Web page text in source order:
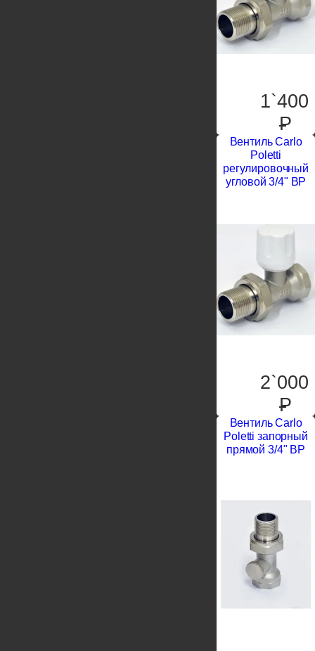
1`400
P
Вентиль Carlo
Poletti
регулировочный
угловой 3/4" ВР
2`000
P
Вентиль Carlo
Poletti запорный
прямой 3/4" ВР